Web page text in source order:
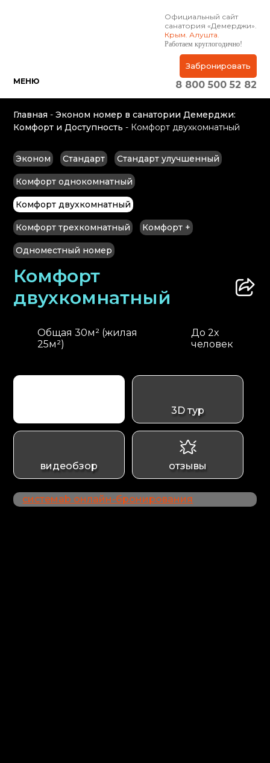
Официальный сайт
санатория «Демерджи».
Крым. Алушта.
Работаем круглогодично!
МЕНЮ
Забронировать
8 800 500 52 82
Главная -Эконом номер в санатории Демерджи:
Комфорт и Доступность - Комфорт двухкомнатный
Эконом Стандарт Стандарт улучшенный
Комфорт однокомнатный
Комфорт двухкомнатный
Комфорт трехкомнатный Комфорт +
Одноместный номер
Комфорт
двухкомнатный
Общая 30м² (жилая
25м²)
До 2х
человек
3D тур
видеобзор отзывы
системаb онлайн-бронирования